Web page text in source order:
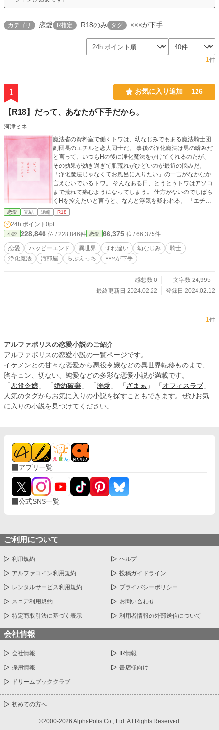
カテゴリ 恋愛 R指定 R18のみ タグ ×××が下手
1件
1 お気に入り追加 126
【R18】だって、あなたが下手だから。
河津ミネ
魔法省の資料室で働くトワは、幼なじみでもある魔法騎士団
副団長のエチルと恋人同士だ。 事後の浄化魔法は男の嗜みだ
と言って、いつもHの後に浄化魔法をかけてくれるのだが、
その効果が効き過ぎて肌荒れがひどいのが最近の悩みだ。
「浄化魔法じゃなくてお風呂に入りたい」の一言がなかなか
言えないでいるトワ。 そんなある日、とうとうトワはアソコ
まで荒れて痛むようになってしまう。 仕方がないのでしばら
くHを控えたいと言うと、なんと浮気を疑われる。 「エチル
が下手なせいで、痛いのよ！」 泣きながら叫ぶトワの言葉
に、エチルは顔面蒼白になって――！？
恋愛 完結 短編 R18
24h.ポイント 0pt
小説 228,846 位 / 228,846件 恋愛 66,375 位 / 66,375件
恋愛 ハッピーエンド 異世界 すれ違い 幼なじみ
騎士
浄化魔法
汚部屋 らぶえっち ×××が下手
感想数 0
文字数 24,995
最終更新日 2024.02.22
登録日 2024.02.12
1件
アルファポリスの恋愛小説のご紹介
アルファポリスの恋愛小説の一覧ページです。
イケメンとの甘々な恋愛から悪役令嬢などの異世界転移ものまで、
胸キュン、切ない、純愛などの多彩な恋愛小説が満載です。
「 悪役令嬢 」 「 婚約破棄 」 「 溺愛 」 「 ざまぁ 」 「 オフィスラブ 」
人気のタグからお気に入りの小説を探すこともできます。ぜひお気
に入りの小説を見つけてください。
アプリ一覧
公式SNS一覧
ご利用について
利用規約 ヘルプ
アルファコイン利用規約 投稿ガイドライン
レンタルサービス利用規約 プライバシーポリシー
スコア利用規約 お問い合わせ
特定商取引法に基づく表示 利用者情報の外部送信について
会社情報
会社情報 IR情報
採用情報 書店様向け
ドリームブッククラブ
初めての方へ
©2000-2026 AlphaPolis Co., Ltd. All Rights Reserved.